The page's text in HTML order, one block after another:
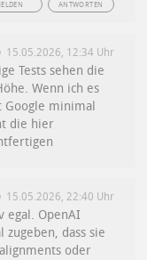
ANTWORTEN
15.05.2026, 12:34 Uhr
Tests sehen die
Wenn ich es
Google minimal
die hier
15.05.2026, 22:40 Uhr
egal. OpenAI
zugeben, dass sie
oder